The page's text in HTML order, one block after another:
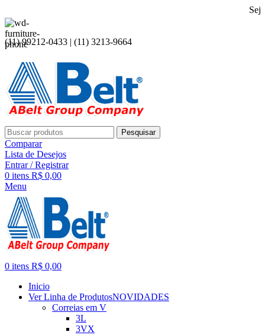
Seja bem
(11) 99212-0433 | (11) 3213-9664
Pesquisar
Comparar
Lista de Desejos
Entrar / Registrar
0 itens R$ 0,00
Menu
0 itens R$ 0,00
Inicio
Ver Linha de ProdutosNOVIDADES
Correias em V
3L
3VX